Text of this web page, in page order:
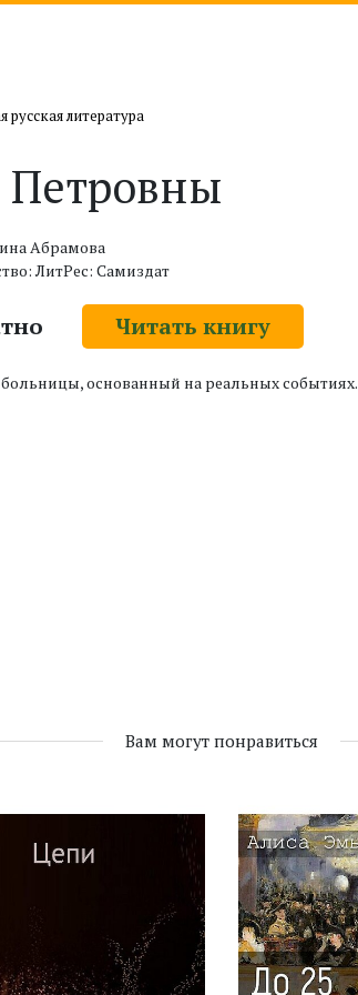
литература
Петровны
Абрамова
ЛитРес: Самиздат
Читать книгу
основанный на реальных событиях.
Вам могут понравиться